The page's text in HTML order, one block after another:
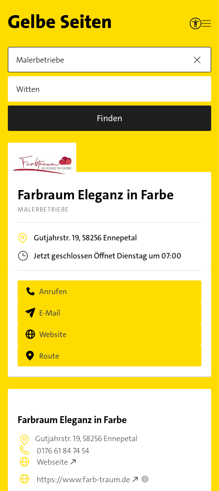
Finden
Farbraum Eleganz in Farbe
MALERBETRIEBE
Gutjahrstr. 19, 58256Ennepetal
Jetzt geschlossenÖffnet Dienstag um 07:00
Anrufen
E-Mail
Website
Route
Farbraum Eleganz in Farbe
Gutjahrstr. 19,58256 Ennepetal
0176 61 84 74 54
Webseite
https://www.farb-traum.de
i